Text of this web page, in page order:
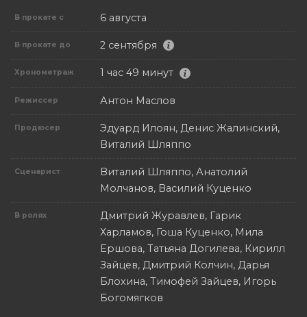
В прокате с 6 августа
В прокате до 2 сентября
Хронометраж 1 час 49 минут
Режиссер Антон Маслов
Продюсер
Эдуард Илоян, Денис Жалинский,
Виталий Шляппо
Сценарист
Виталий Шляппо, Анатолий
Молчанов, Василий Куценко
В ролях
Дмитрий Журавлев, Гарик
Харламов, Гоша Куценко, Мила
Ершова, Татьяна Догилева, Кирилл
Зайцев, Дмитрий Колчин, Дарья
Блохина, Тимофей Зайцев, Игорь
Богомягков